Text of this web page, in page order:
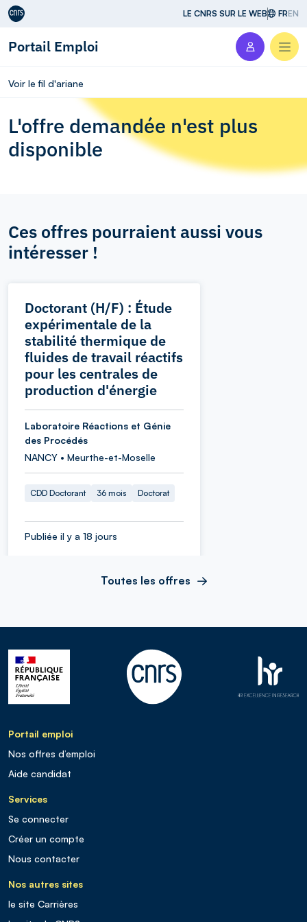
Aller au contenu LE CNRS SUR LE WEB FREN
Portail Emploi
Voir le fil d'ariane
L'offre demandée n'est plus
disponible
Ces offres pourraient aussi vous
intéresser !
Doctorant (H/F) : Étude
expérimentale de la
stabilité thermique de
fluides de travail réactifs
pour les centrales de
production d'énergie
Laboratoire Réactions et Génie
des Procédés
NANCY • Meurthe-et-Moselle
CDD Doctorant 36 mois Doctorat
Publiée il y a 18 jours
Toutes les offres
Portail emploi
Nos offres d’emploi
Aide candidat
Services
Se connecter
Créer un compte
Nous contacter
Nos autres sites
le site Carrières